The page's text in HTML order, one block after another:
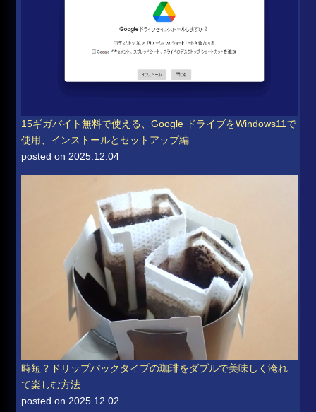
15ギガバイト無料で使える、Google ドライブをWindows11で
使用、インストールとセットアップ編
posted on 2025.12.04
時短？ドリップパックタイプの珈琲をダブルで美味しく淹れ
て楽しむ方法
posted on 2025.12.02